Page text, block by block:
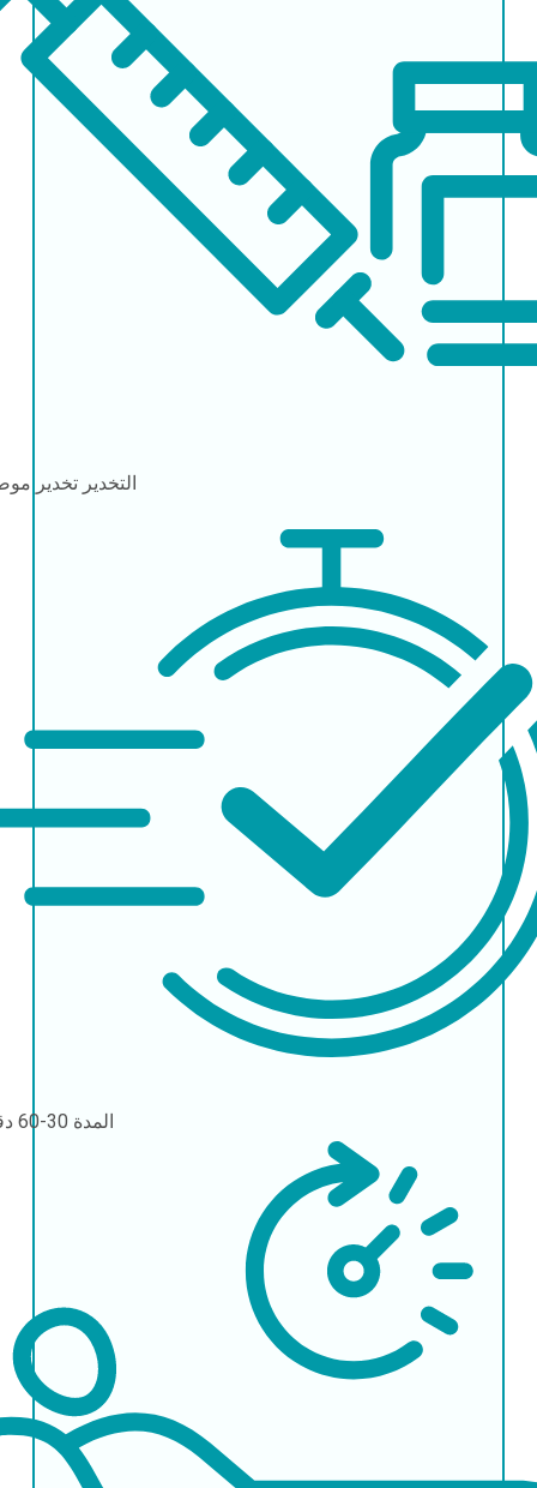
التخدير تخدير
المدة 30-60 دقيقة